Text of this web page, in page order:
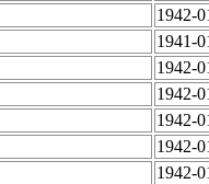
1942-
1941-
1942-
1942-
1942-
1942-
1942-